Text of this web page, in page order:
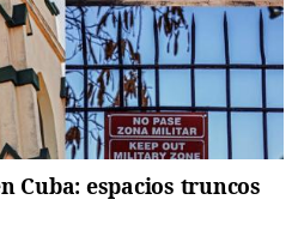
Cuba: espacios truncos